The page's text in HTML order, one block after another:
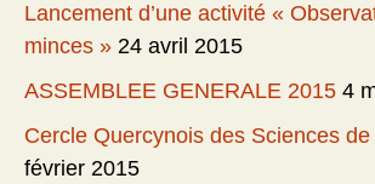
Lancement d’une activité «
minces » 24 avril 2015
ASSEMBLEE GENERALE 2015 4
Cercle Quercynois des Sciences de
février 2015